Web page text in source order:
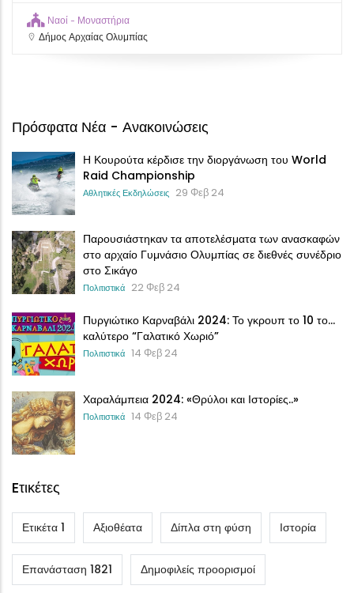
Ναοί - Μοναστήρια
Δήμος Αρχαίας Ολυμπίας
Πρόσφατα Νέα - Ανακοινώσεις
Η Κουρούτα κέρδισε την διοργάνωση του World
Raid Championship
Αθλητικές Εκδηλώσεις 29 Φεβ 24
Παρουσιάστηκαν τα αποτελέσματα των ανασκαφών
στο αρχαίο Γυμνάσιο Ολυμπίας σε διεθνές συνέδριο
στο Σικάγο
Πολιτιστικά 22 Φεβ 24
Πυργιώτικο Καρναβάλι 2024: Το γκρουπ το 10 το…
καλύτερο “Γαλατικό Χωριό”
Πολιτιστικά 14 Φεβ 24
Χαραλάμπεια 2024: «Θρύλοι και Ιστορίες..»
Πολιτιστικά 14 Φεβ 24
Eτικέτες
Ετικέτα 1 Αξιοθέατα Δίπλα στη φύση Ιστορία
Επανάσταση 1821 Δημοφιλείς προορισμοί